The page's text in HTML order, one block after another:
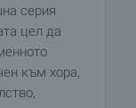
серия
цел да
към хора,